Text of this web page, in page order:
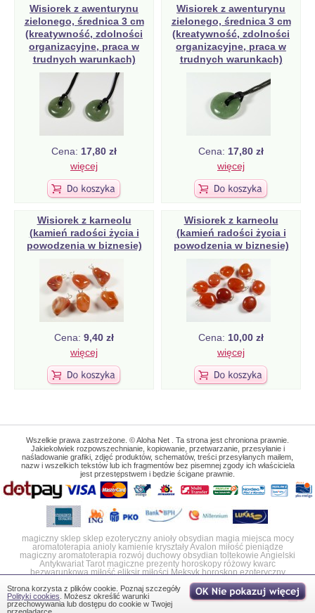
Strona korzysta z plików cookie. Poznaj szczegóły
Polityki cookies . Możesz określić warunki
przechowywania lub dostępu do cookie w Twojej
Wisiorek z awenturynu
zielonego, średnica 3 cm
(kreatywność, zdolności
organizacyjne, praca w
trudnych warunkach)
Cena: 17,80 zł
więcej
Wisiorek z awenturynu
zielonego, średnica 3 cm
(kreatywność, zdolności
organizacyjne, praca w
trudnych warunkach)
Cena: 17,80 zł
więcej
Wisiorek z karneolu
(kamień radości życia i
powodzenia w biznesie)
Cena: 9,40 zł
więcej
Wisiorek z karneolu
(kamień radości życia i
powodzenia w biznesie)
Cena: 10,00 zł
więcej
Wszelkie prawa zastrzeżone. © Aloha Net . Ta strona jest chroniona prawnie.
Jakiekolwiek rozpowszechnianie, kopiowanie, przetwarzanie, przesyłanie i
naśladowanie grafiki, zdjęć produktów, schematów, treści przesyłanych mailem,
nazw i wszelkich tekstów lub ich fragmentów bez pisemnej zgody ich właściciela
jest przestępstwem i będzie ścigane prawnie.
magiczny sklep sklep ezoteryczny anioły obsydian magia miejsca mocy
aromatoterapia anioly kamienie kryształy Avalon miłość pieniądze
magiczny aromatoterapia rozwój duchowy obsydian toltekowie Angielski
Antykwariat
Tarot magiczne prezenty horoskopy różowy kwarc
bezwarunkowa miłośćeliksir miłościMeksyk horoskop ezoteryczny